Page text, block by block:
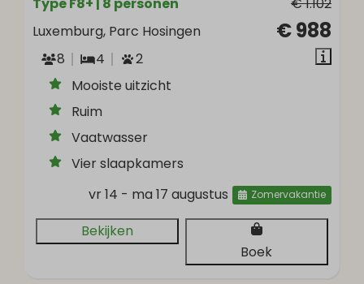
€ 988
Luxemburg, Parc Hosingen
8
4
2
Mooiste uitzicht
Ruim
Vaatwasser
Vier slaapkamers
vr 14 - ma 17 augustus
Zomervakantie
Bekijken
Boek